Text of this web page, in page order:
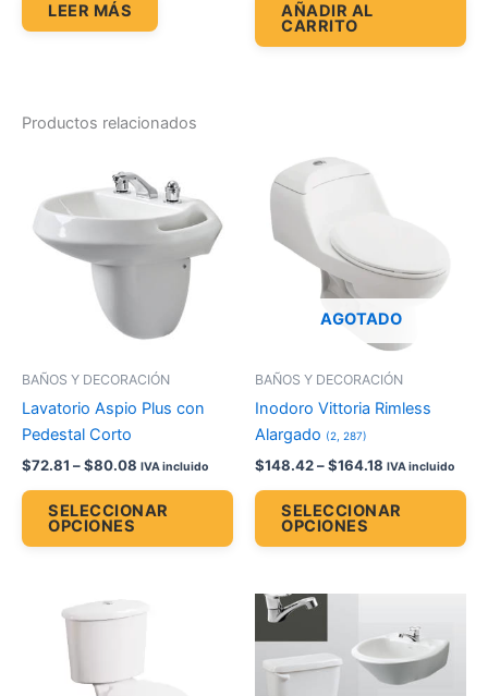
LEER MÁS AÑADIR AL
CARRITO
Productos relacionados
BAÑOS Y DECORACIÓN
Lavatorio Aspio Plus con
Pedestal Corto
$72.81 –$80.08
range:
$72.81
through
$80.08
IVA incluido
SELECCIONAR
OPCIONES
producto
múltiples
variantes.
pueden
página
de
producto
AGOTADO
BAÑOS Y DECORACIÓN
Inodoro Vittoria Rimless
Alargado (2, 287)
$148.42–$164.18
through
IVA incluido
SELECCIONAR
OPCIONES
de
tiene
múltiples